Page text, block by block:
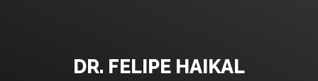
DR. FELIPE HAIKAL